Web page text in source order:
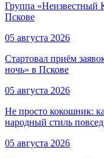
Группа «Неизвестный
Пскове
05 августа 2026
Стартовал приём
ночь» в Пскове
05 августа 2026
Не просто кокошник:
народный стиль
05 августа 2026